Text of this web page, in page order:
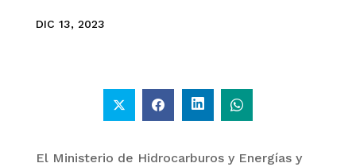
DIC 13, 2023
El Ministerio de Hidrocarburos y Energías y